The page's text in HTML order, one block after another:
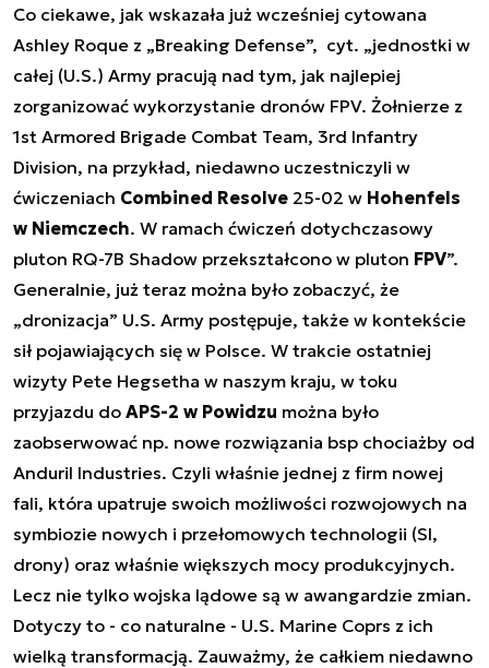
Co ciekawe, jak wskazała już wcześniej cytowana
Ashley Roque z „Breaking Defense”, cyt. „jednostki w
całej (U.S.) Army pracują nad tym, jak najlepiej
zorganizować wykorzystanie dronów FPV. Żołnierze z
1st Armored Brigade Combat Team, 3rd Infantry
Division, na przykład, niedawno uczestniczyli w
ćwiczeniach Combined Resolve 25-02 w Hohenfels
w Niemczech. W ramach ćwiczeń dotychczasowy
pluton RQ-7B Shadow przekształcono w pluton FPV”.
Generalnie, już teraz można było zobaczyć, że
„dronizacja” U.S. Army postępuje, także w kontekście
sił pojawiających się w Polsce. W trakcie ostatniej
wizyty Pete Hegsetha w naszym kraju, w toku
przyjazdu do APS-2 w Powidzu można było
zaobserwować np. nowe rozwiązania bsp chociażby od
Anduril Industries. Czyli właśnie jednej z firm nowej
fali, która upatruje swoich możliwości rozwojowych na
symbiozie nowych i przełomowych technologii (SI,
drony) oraz właśnie większych mocy produkcyjnych.
Lecz nie tylko wojska lądowe są w awangardzie zmian.
Dotyczy to - co naturalne - U.S. Marine Coprs z ich
wielką transformacją. Zauważmy, że całkiem niedawno